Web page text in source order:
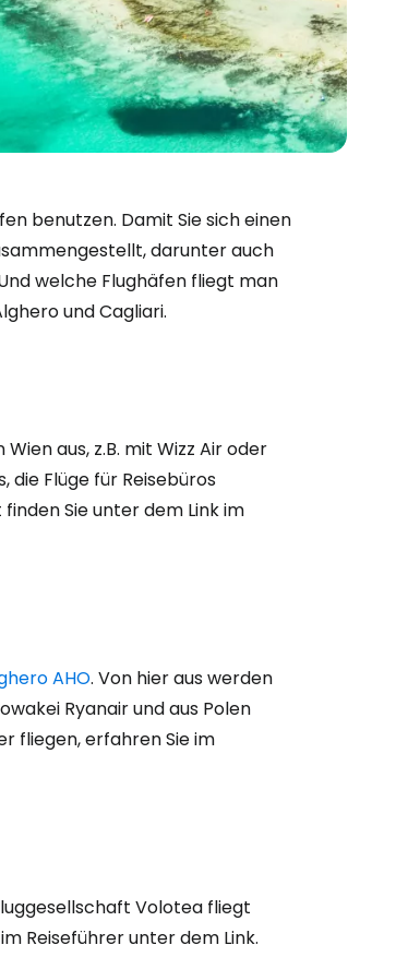
benutzen. Damit Sie sich einen
darunter auch
welche Flughäfen fliegt man
und Cagliari.
aus, z.B. mit Wizz Air oder
Flüge für Reisebüros
Sie unter dem Link im
AHO. Von hier aus werden
Ryanair und aus Polen
fliegen, erfahren Sie im
Volotea fliegt
Reiseführer unter dem Link.
Cestee